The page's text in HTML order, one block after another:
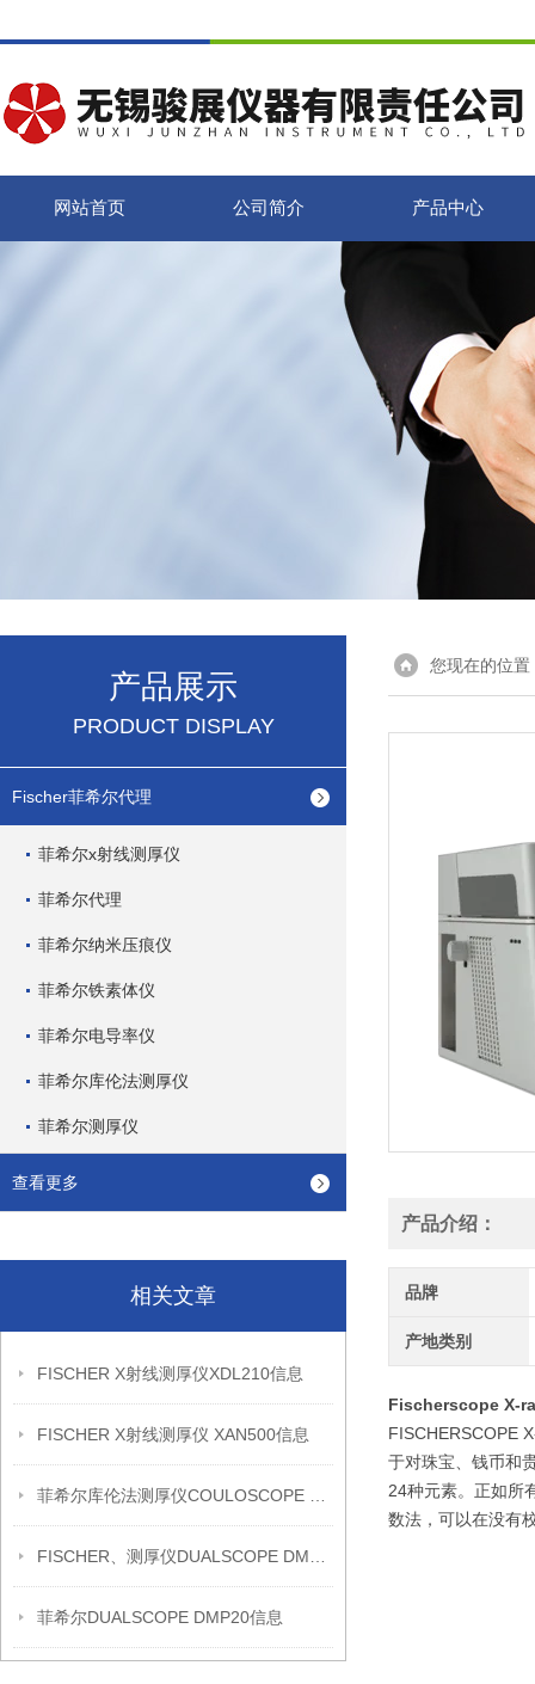
网站首页 公司简介 产品中心
产品展示
PRODUCT DISPLAY
Fischer菲希尔代理
菲希尔x射线测厚仪
菲希尔代理
菲希尔纳米压痕仪
菲希尔铁素体仪
菲希尔电导率仪
菲希尔库伦法测厚仪
菲希尔测厚仪
查看更多
相关文章
FISCHER X射线测厚仪XDL210信息
FISCHER X射线测厚仪 XAN500信息
菲希尔DUALSCOPE DMP20信息
您现在的位置
产品介绍：
品牌
产地类别
Fischerscope X-
FISCHERSCOPE
于对珠宝、钱币和
24种元素。正如所
数法，可以在没有